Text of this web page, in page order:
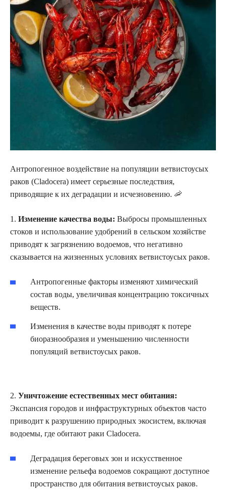
Антропогенное воздействие на популяции ветвистоусых
раков (Cladocera) имеет серьезные последствия,
приводящие к их деградации и исчезновению. 🦐
1. Изменение качества воды: Выбросы промышленных
стоков и использование удобрений в сельском хозяйстве
приводят к загрязнению водоемов, что негативно
сказывается на жизненных условиях ветвистоусых раков.
Антропогенные факторы изменяют химический
состав воды, увеличивая концентрацию токсичных
веществ.
Изменения в качестве воды приводят к потере
биоразнообразия и уменьшению численности
популяций ветвистоусых раков.
2. Уничтожение естественных мест обитания:
Экспансия городов и инфраструктурных объектов часто
приводит к разрушению природных экосистем, включая
водоемы, где обитают раки Cladocera.
Деградация береговых зон и искусственное
изменение рельефа водоемов сокращают доступное
пространство для обитания ветвистоусых раков.